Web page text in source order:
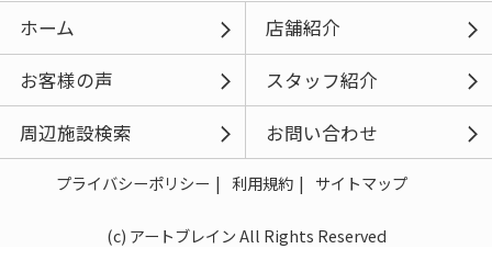
ホーム
店舗紹介
お客様の声
スタッフ紹介
周辺施設検索
お問い合わせ
プライバシーポリシー 利用規約 サイトマップ
(c) アートブレイン All Rights Reserved